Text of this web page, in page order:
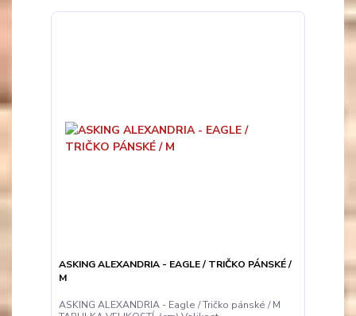
ASKING ALEXANDRIA - EAGLE / TRIČKO PÁNSKÉ /
M
ASKING ALEXANDRIA - Eagle / Tričko pánské / M